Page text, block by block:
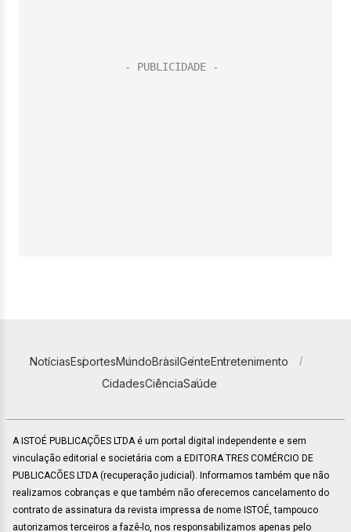
NotíciasEsportesMundoBrasilGenteEntretenimento
CidadesCiênciaSaúde
A ISTOÉ PUBLICAÇÕES LTDA é um portal digital independente e sem
vinculação editorial e societária com a EDITORA TRES COMÉRCIO DE
PUBLICACÕES LTDA (recuperação judicial). Informamos também que não
realizamos cobranças e que também não oferecemos cancelamento do
contrato de assinatura da revista impressa de nome ISTOÉ, tampouco
autorizamos terceiros a fazê-lo, nos responsabilizamos apenas pelo